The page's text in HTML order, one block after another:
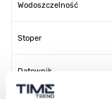
Wodoszczelność
Stoper
Datownik